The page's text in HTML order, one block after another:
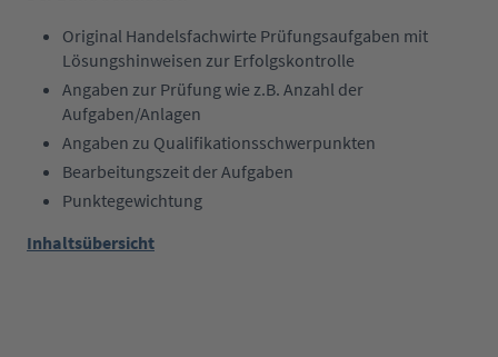
Original Handelsfachwirte Prüfungsaufgaben mit
Lösungshinweisen zur Erfolgskontrolle
Angaben zur Prüfung wie z.B. Anzahl der
Aufgaben/Anlagen
Angaben zu Qualifikationsschwerpunkten
Bearbeitungszeit der Aufgaben
Punktegewichtung
Inhaltsübersicht